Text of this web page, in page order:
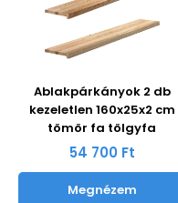
Ablakpárkányok 2 db
kezeletlen 160x25x2 cm
tömör fa tölgyfa
54 700 Ft
Megnézem